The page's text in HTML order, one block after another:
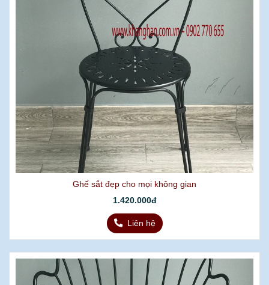
Ghế sắt đẹp cho mọi không gian
1.420.000đ
Liên hệ